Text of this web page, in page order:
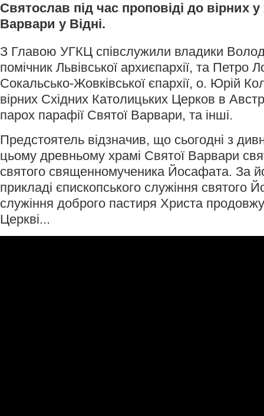
Святослав під час проповіді до вірних у
Варвари у Відні.
З Главою УГКЦ співслужили владики
помічник Львівської архиєпархії, та Петро
Сокальсько-Жовківської єпархії, о. Юрій
вірних Східних Католицьких Церков в
парох парафії Святої Варвари, та інші.
Предстоятель відзначив, що сьогодні з
цьому древньому храмі Святої Варвари
святого священномученика Йосафата. За
прикладі єпископського служіння
служіння доброго пастиря Христа
Церкві...